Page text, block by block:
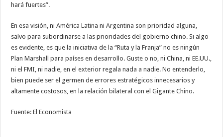
hará fuertes”.
En esa visión, ni América Latina ni Argentina son prioridad alguna,
salvo para subordinarse a las prioridades del gobierno chino. Si algo
es evidente, es que la iniciativa de la “Ruta y la Franja” no es ningún
Plan Marshall para países en desarrollo. Guste o no, ni China, ni EE.UU.,
ni el FMI, ni nadie, en el exterior regala nada a nadie. No entenderlo,
bien puede ser el germen de errores estratégicos innecesarios y
altamente costosos, en la relación bilateral con el Gigante Chino.
Fuente: El Economista